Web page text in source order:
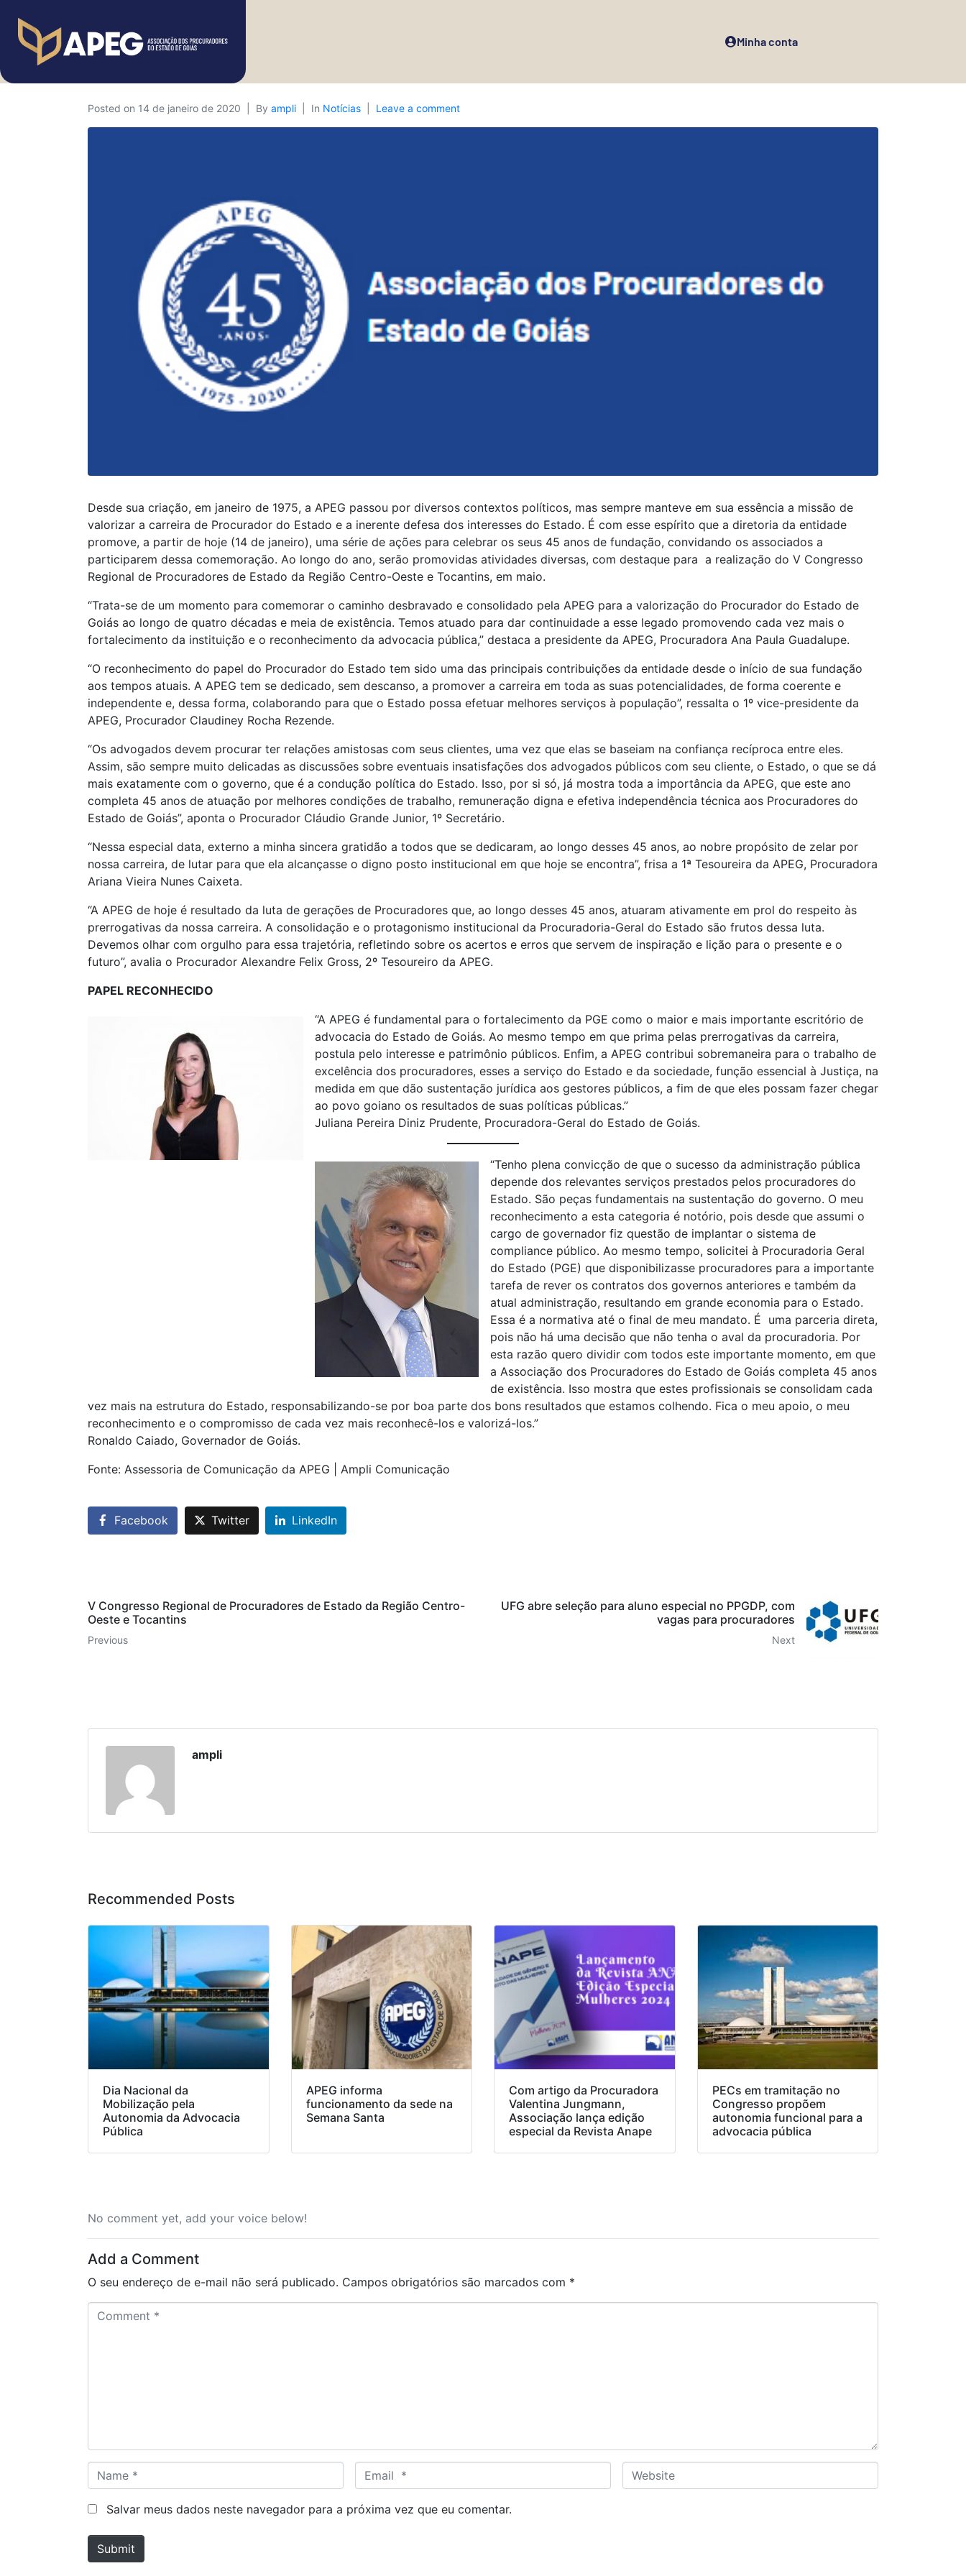
Minha conta
Posted on 14 de janeiro de 2020 By ampli In Notícias Leave a comment
Desde sua criação, em janeiro de 1975, a APEG passou por diversos contextos políticos, mas sempre manteve em sua essência a missão de
valorizar a carreira de Procurador do Estado e a inerente defesa dos interesses do Estado. É com esse espírito que a diretoria da entidade
promove, a partir de hoje (14 de janeiro), uma série de ações para celebrar os seus 45 anos de fundação, convidando os associados a
participarem dessa comemoração. Ao longo do ano, serão promovidas atividades diversas, com destaque para a realização do V Congresso
Regional de Procuradores de Estado da Região Centro-Oeste e Tocantins, em maio.
“Trata-se de um momento para comemorar o caminho desbravado e consolidado pela APEG para a valorização do Procurador do Estado de
Goiás ao longo de quatro décadas e meia de existência. Temos atuado para dar continuidade a esse legado promovendo cada vez mais o
fortalecimento da instituição e o reconhecimento da advocacia pública,” destaca a presidente da APEG, Procuradora Ana Paula Guadalupe.
“O reconhecimento do papel do Procurador do Estado tem sido uma das principais contribuições da entidade desde o início de sua fundação
aos tempos atuais. A APEG tem se dedicado, sem descanso, a promover a carreira em toda as suas potencialidades, de forma coerente e
independente e, dessa forma, colaborando para que o Estado possa efetuar melhores serviços à população”, ressalta o 1º vice-presidente da
APEG, Procurador Claudiney Rocha Rezende.
“Os advogados devem procurar ter relações amistosas com seus clientes, uma vez que elas se baseiam na confiança recíproca entre eles.
Assim, são sempre muito delicadas as discussões sobre eventuais insatisfações dos advogados públicos com seu cliente, o Estado, o que se dá
mais exatamente com o governo, que é a condução política do Estado. Isso, por si só, já mostra toda a importância da APEG, que este ano
completa 45 anos de atuação por melhores condições de trabalho, remuneração digna e efetiva independência técnica aos Procuradores do
Estado de Goiás”, aponta o Procurador Cláudio Grande Junior, 1º Secretário.
“Nessa especial data, externo a minha sincera gratidão a todos que se dedicaram, ao longo desses 45 anos, ao nobre propósito de zelar por
nossa carreira, de lutar para que ela alcançasse o digno posto institucional em que hoje se encontra”, frisa a 1ª Tesoureira da APEG, Procuradora
Ariana Vieira Nunes Caixeta.
“A APEG de hoje é resultado da luta de gerações de Procuradores que, ao longo desses 45 anos, atuaram ativamente em prol do respeito às
prerrogativas da nossa carreira. A consolidação e o protagonismo institucional da Procuradoria-Geral do Estado são frutos dessa luta.
Devemos olhar com orgulho para essa trajetória, refletindo sobre os acertos e erros que servem de inspiração e lição para o presente e o
futuro”, avalia o Procurador Alexandre Felix Gross, 2º Tesoureiro da APEG.
PAPEL RECONHECIDO
“A APEG é fundamental para o fortalecimento da PGE como o maior e mais importante escritório de
advocacia do Estado de Goiás. Ao mesmo tempo em que prima pelas prerrogativas da carreira,
postula pelo interesse e patrimônio públicos. Enfim, a APEG contribui sobremaneira para o trabalho de
excelência dos procuradores, esses a serviço do Estado e da sociedade, função essencial à Justiça, na
medida em que dão sustentação jurídica aos gestores públicos, a fim de que eles possam fazer chegar
ao povo goiano os resultados de suas políticas públicas.”
Juliana Pereira Diniz Prudente, Procuradora-Geral do Estado de Goiás.
“Tenho plena convicção de que o sucesso da administração pública
depende dos relevantes serviços prestados pelos procuradores do
Estado. São peças fundamentais na sustentação do governo. O meu
reconhecimento a esta categoria é notório, pois desde que assumi o
cargo de governador fiz questão de implantar o sistema de
compliance público. Ao mesmo tempo, solicitei à Procuradoria Geral
do Estado (PGE) que disponibilizasse procuradores para a importante
tarefa de rever os contratos dos governos anteriores e também da
atual administração, resultando em grande economia para o Estado.
Essa é a normativa até o final de meu mandato. É uma parceria direta,
pois não há uma decisão que não tenha o aval da procuradoria. Por
esta razão quero dividir com todos este importante momento, em que
a Associação dos Procuradores do Estado de Goiás completa 45 anos
de existência. Isso mostra que estes profissionais se consolidam cada
vez mais na estrutura do Estado, responsabilizando-se por boa parte dos bons resultados que estamos colhendo. Fica o meu apoio, o meu
reconhecimento e o compromisso de cada vez mais reconhecê-los e valorizá-los.”
Ronaldo Caiado, Governador de Goiás.
Fonte: Assessoria de Comunicação da APEG | Ampli Comunicação
Facebook Twitter LinkedIn
V Congresso Regional de Procuradores de Estado da Região Centro-
Oeste e Tocantins
Previous
UFG abre seleção para aluno especial no PPGDP, com
vagas para procuradores
Next
ampli
Recommended Posts
Dia Nacional da
Mobilização pela
Autonomia da Advocacia
Pública
APEG informa
funcionamento da sede na
Semana Santa
Com artigo da Procuradora
Valentina Jungmann,
Associação lança edição
especial da Revista Anape
PECs em tramitação no
Congresso propõem
autonomia funcional para a
advocacia pública
No comment yet, add your voice below!
Add a Comment
O seu endereço de e-mail não será publicado. Campos obrigatórios são marcados com *
a
m
*
m
a
W
e
Salvar meus dados neste navegador para a próxima vez que eu comentar.
Submit